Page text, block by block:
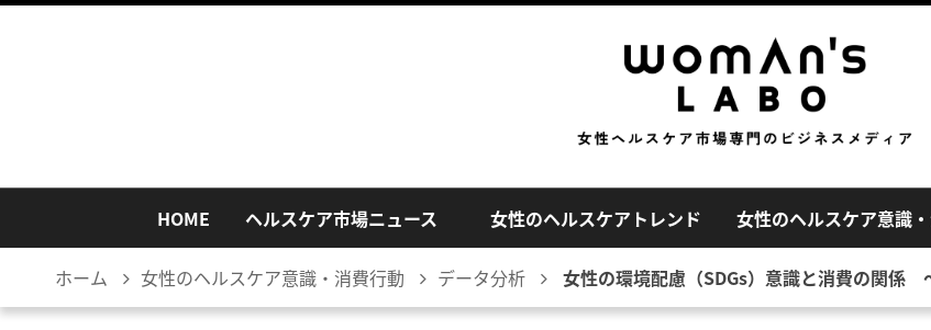
HOME ヘルスケア市場ニュース 女性のヘルスケアトレンド 女性のヘルスケア意識
ホーム 女性のヘルスケア意識・消費行動 データ分析 女性の環境配慮（SDGs）意識と消費の関係